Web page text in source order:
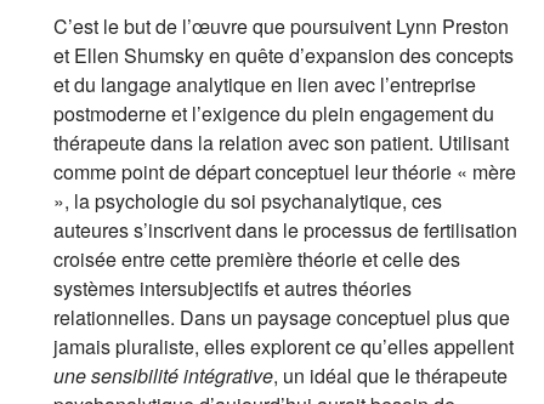
C’est le but de l’œuvre que poursuivent Lynn Preston
et Ellen Shumsky en quête d’expansion des concepts
et du langage analytique en lien avec l’entreprise
postmoderne et l’exigence du plein engagement du
thérapeute dans la relation avec son patient. Utilisant
comme point de départ conceptuel leur théorie « mère
», la psychologie du soi psychanalytique, ces
auteures s’inscrivent dans le processus de fertilisation
croisée entre cette première théorie et celle des
systèmes intersubjectifs et autres théories
relationnelles. Dans un paysage conceptuel plus que
jamais pluraliste, elles explorent ce qu’elles appellent
une sensibilité intégrative, un idéal que le thérapeute